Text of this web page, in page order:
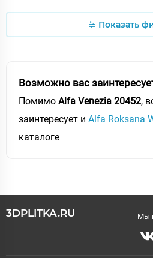
Показать
Возможно вас
Помимо Alfa Venezia 20452,
заинтересует и Alfa Roksana
каталоге
3DPLITKA.RU Мы